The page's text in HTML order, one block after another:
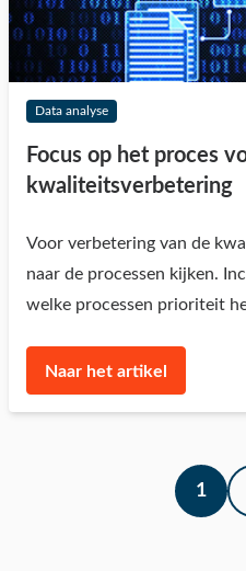
Data analyse
Focus op het proces
kwaliteitsverbetering
Voor verbetering van de
naar de processen kijken.
welke processen prioriteit
Naar het artikel
1